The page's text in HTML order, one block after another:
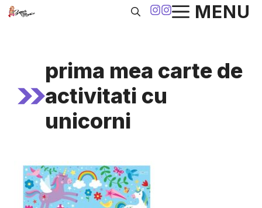
Sari
MENU
prima mea carte de
activitati cu
unicorni